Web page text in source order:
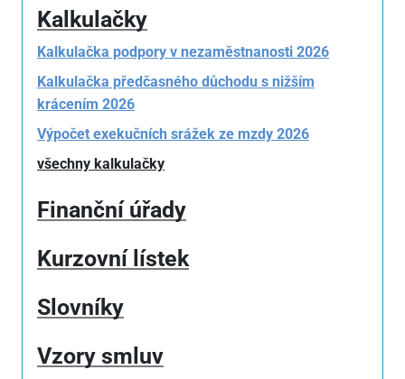
Kalkulačky
Kalkulačka podpory v nezaměstnanosti 2026
Kalkulačka předčasného důchodu s nižším
krácením 2026
Výpočet exekučních srážek ze mzdy 2026
všechny kalkulačky
Finanční úřady
Kurzovní lístek
Slovníky
Vzory smluv